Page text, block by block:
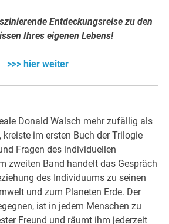
Entdeckungsreise zu den
Ihres eigenen Lebens!
>>> hier weiter
Donald Walsch mehr zufällig als
im ersten Buch der Trilogie
Fragen des individuellen
zweiten Band handelt das Gespräch
des Individuums zu seinen
und zum Planeten Erde. Der
ist in jedem Menschen zu
Freund und räumt ihm jederzeit